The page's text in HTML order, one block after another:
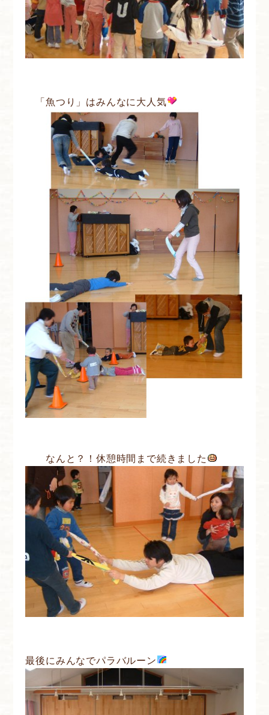
「魚つり」はみんなに大人気
なんと？！休憩時間まで続きました
最後にみんなでパラバルーン